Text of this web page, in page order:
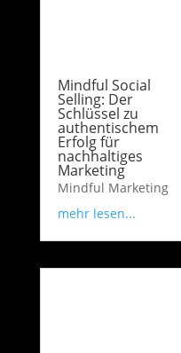
Mindful Social
Selling: Der
Schlüssel zu
authentischem
Erfolg für
nachhaltiges
Marketing
Mindful Marketing
mehr lesen...